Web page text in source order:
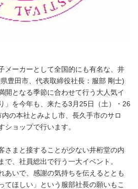
メーカーとして全国的にも有名な、井
豊田市、代表取締役社長：服部 剛士)
開となる季節に合わせて行う大人気イ
」を今年も、来たる3月25日（土）・26
の本社とみよし市、長久手市のサロ
ショップで行います。
さまと接することが少ない井桁堂の内
で、社員総出で行う一大イベント。
あいで、感謝の気持ちを伝えるととも
てほしい」という服部社長の願いもこ